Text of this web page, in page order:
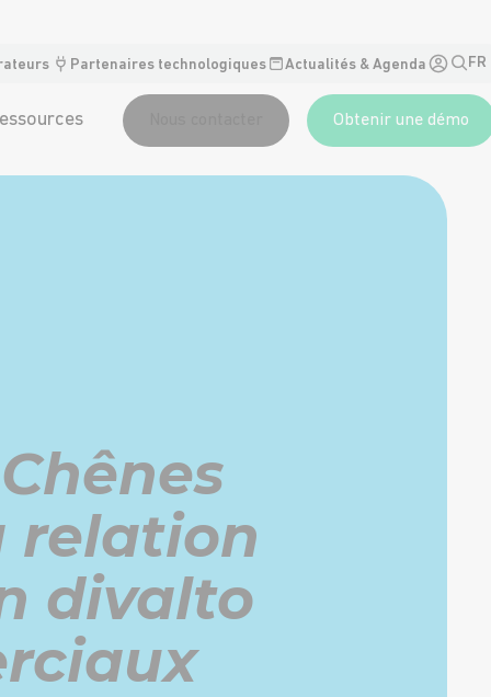
Obtenir une démo
Partenaires technologiques Actualités & Agenda FR
relation
divalto